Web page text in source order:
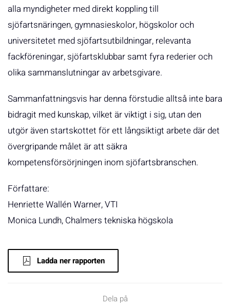
alla myndigheter med direkt koppling till
sjöfartsnäringen, gymnasieskolor, högskolor och
universitetet med sjöfartsutbildningar, relevanta
fackföreningar, sjöfartsklubbar samt fyra rederier och
olika sammanslutningar av arbetsgivare.
Sammanfattningsvis har denna förstudie alltså inte bara
bidragit med kunskap, vilket är viktigt i sig, utan den
utgör även startskottet för ett långsiktigt arbete där det
övergripande målet är att säkra
kompetensförsörjningen inom sjöfartsbranschen.
Författare:
Henriette Wallén Warner, VTI
Monica Lundh, Chalmers tekniska högskola
Ladda ner rapporten
Dela på